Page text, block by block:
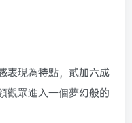
表現為特點，貳加六成
觀眾進入一個夢幻般的